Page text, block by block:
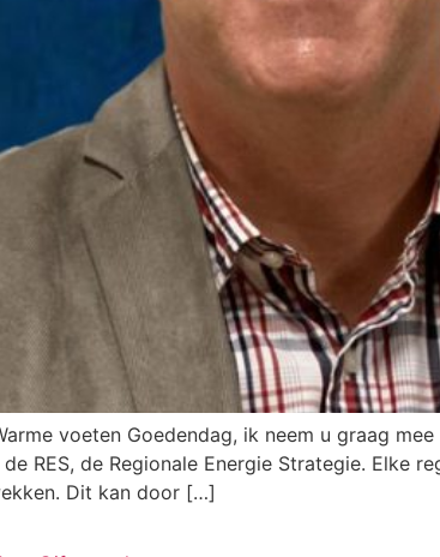
voeten Goedendag, ik neem u graag
RES, de Regionale Energie Strategie. Elke
Dit kan door […]